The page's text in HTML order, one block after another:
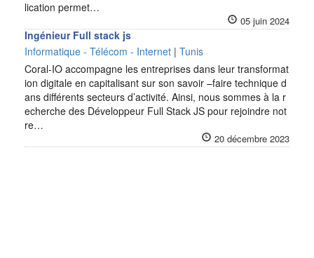
lication permet…
05 juin 2024
Ingénieur Full stack js
Informatique - Télécom - Internet | Tunis
Coral-IO accompagne les entreprises dans leur transformat
ion digitale en capitalisant sur son savoir –faire technique d
ans différents secteurs d’activité. Ainsi, nous sommes à la r
echerche des Développeur Full Stack JS pour rejoindre not
re…
20 décembre 2023